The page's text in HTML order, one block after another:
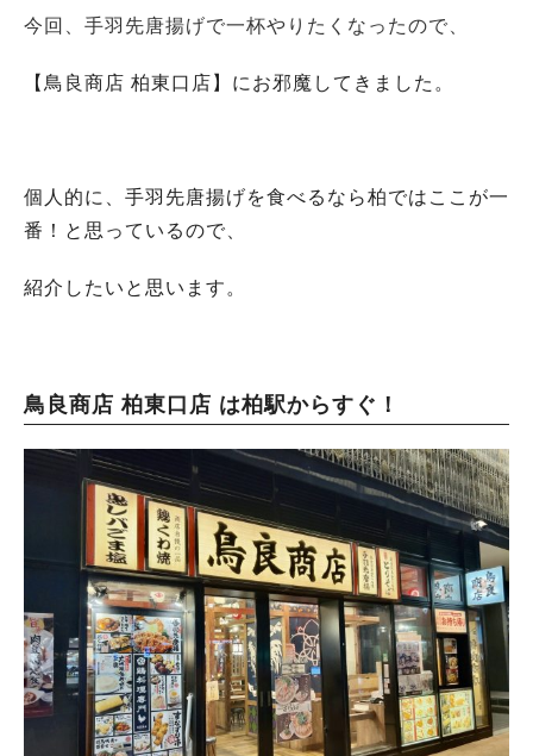
今回、手羽先唐揚げで一杯やりたくなったので、
【鳥良商店 柏東口店】にお邪魔してきました。
個人的に、手羽先唐揚げを食べるなら柏ではここが一
番！と思っているので、
紹介したいと思います。
鳥良商店 柏東口店 は柏駅からすぐ！